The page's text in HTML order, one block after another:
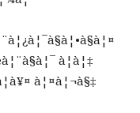
à¦à¦‡
à¦¤à¦¬à§‡